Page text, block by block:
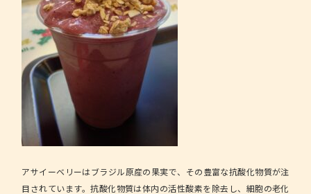
アサイーベリーはブラジル原産の果実で、その豊富な抗酸化物質が注
目されています。抗酸化物質は体内の活性酸素を除去し、細胞の老化